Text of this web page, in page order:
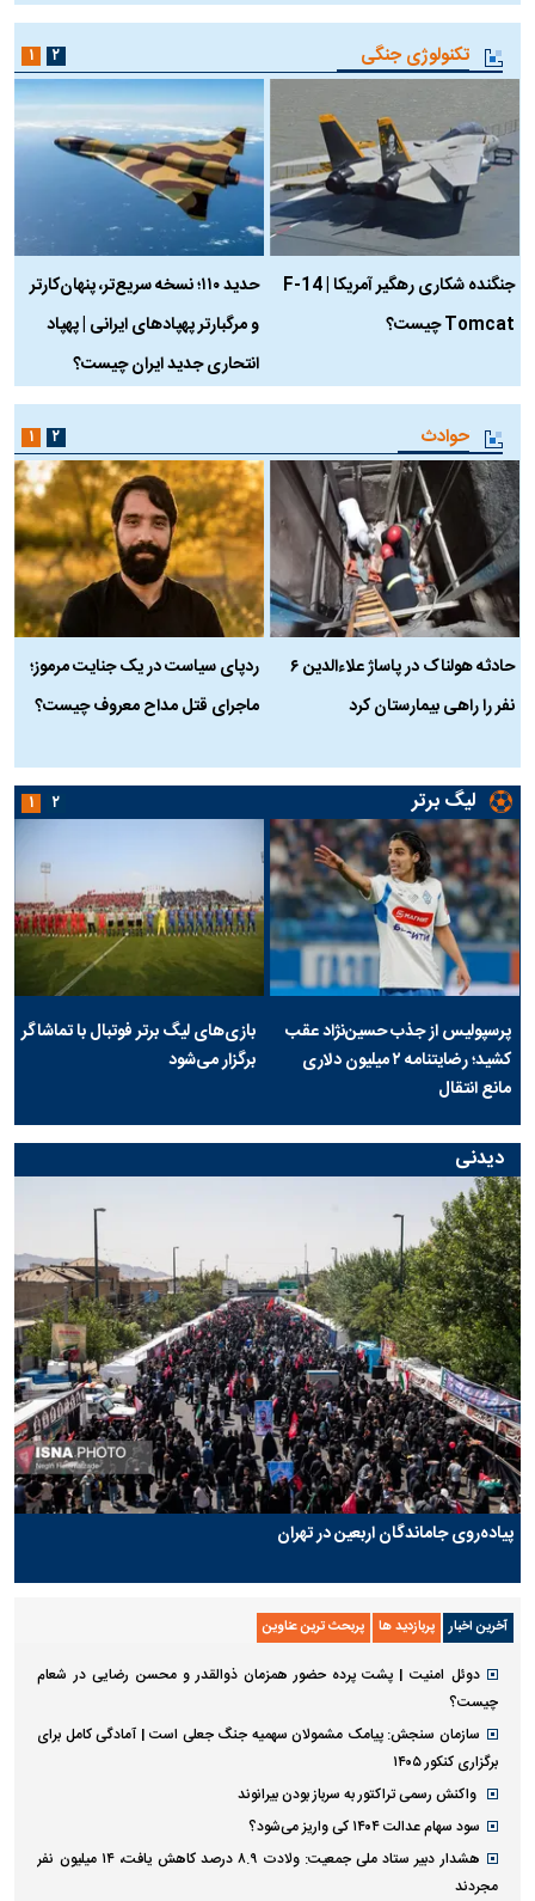
تکنولوژی جنگی
جنگنده شکاری رهگیر آمریکا | F-14
Tomcat چیست؟
حدید ۱۱۰؛ نسخه سریع‌تر، پنهان‌کارتر
و مرگبارتر پهپادهای ایرانی | پهپاد
انتحاری جدید ایران چیست؟
۱ ۲
حوادث
حادثه هولناک در پاساژ علاءالدین ۶
نفر را راهی بیمارستان کرد
ردپای سیاست در یک جنایت مرموز؛
ماجرای قتل مداح معروف چیست؟
۱ ۲
لیگ برتر
پرسپولیس از جذب حسین‌نژاد عقب
کشید؛ رضایتنامه ۲ میلیون دلاری
مانع انتقال
بازی‌های لیگ برتر فوتبال با تماشاگر
برگزار می‌شود
۱ ۲
دیدنی
پیاده‌روی جاماندگان اربعین در تهران
آخرین اخبار پربازدید ها پربحث ترین عناوین
دوئل امنیت | پشت پرده حضور همزمان ذوالقدر و محسن رضایی در شعام
چیست؟
سازمان سنجش: پیامک مشمولان سهمیه جنگ جعلی است | آمادگی کامل برای
برگزاری کنکور ۱۴۰۵
واکنش رسمی تراکتور به سرباز بودن بیرانوند
سود سهام عدالت ۱۴۰۴ کی واریز می‌شود؟
هشدار دبیر ستاد ملی جمعیت: ولادت ۸.۹ درصد کاهش یافت، ۱۴ میلیون نفر
مجردند